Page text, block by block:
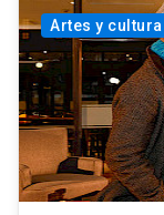
Artes y cultura